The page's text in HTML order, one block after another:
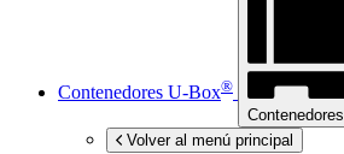
Contenedores U-Box®
Contenedores
Volver al menú principal